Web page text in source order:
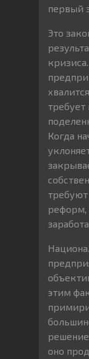
первый
Это
Когда
реформ,
этим
оно